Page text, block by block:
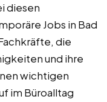
diesen
Jobs in Bad
die
und ihre
wichtigen
im Büroalltag